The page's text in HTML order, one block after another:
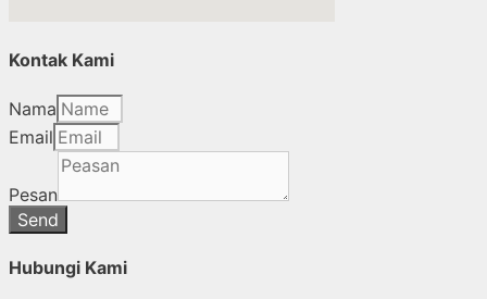
Kontak Kami
Nama
Email
Pesan
Send
Hubungi Kami